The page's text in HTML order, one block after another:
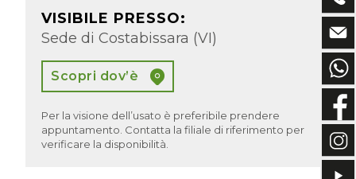
VISIBILE PRESSO:
Sede di Costabissara (VI)
Scopri dov’è
Per la visione dell’usato è preferibile prendere
appuntamento. Contatta la filiale di riferimento per
verificare la disponibilità.